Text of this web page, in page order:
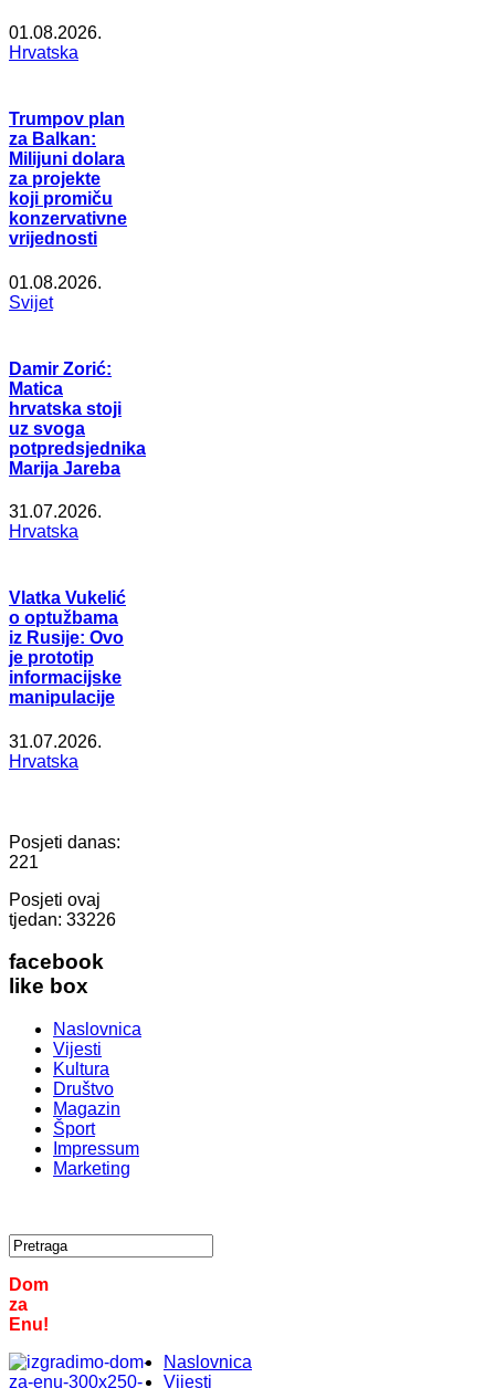
01.08.2026.
Hrvatska
Trumpov plan
za Balkan:
Milijuni dolara
za projekte
koji promiču
konzervativne
vrijednosti
01.08.2026.
Svijet
Damir Zorić:
Matica
hrvatska stoji
uz svoga
potpredsjednika
Marija Jareba
31.07.2026.
Hrvatska
Vlatka Vukelić
o optužbama
iz Rusije: Ovo
je prototip
informacijske
manipulacije
31.07.2026.
Hrvatska
Posjeti danas:
221
Posjeti ovaj
tjedan: 33226
facebook
like box
Naslovnica
Vijesti
Kultura
Društvo
Magazin
Šport
Impressum
Marketing
Dom
za
Enu!
Naslovnica
Vijesti